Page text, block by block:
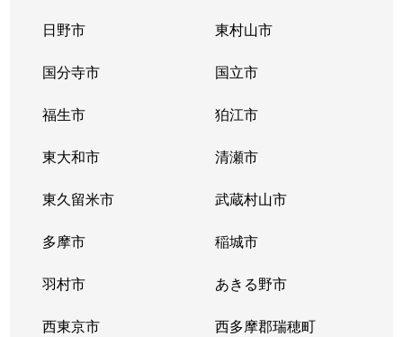
日野市 東村山市
国分寺市 国立市
福生市 狛江市
東大和市 清瀬市
東久留米市 武蔵村山市
多摩市 稲城市
羽村市 あきる野市
西東京市 西多摩郡瑞穂町